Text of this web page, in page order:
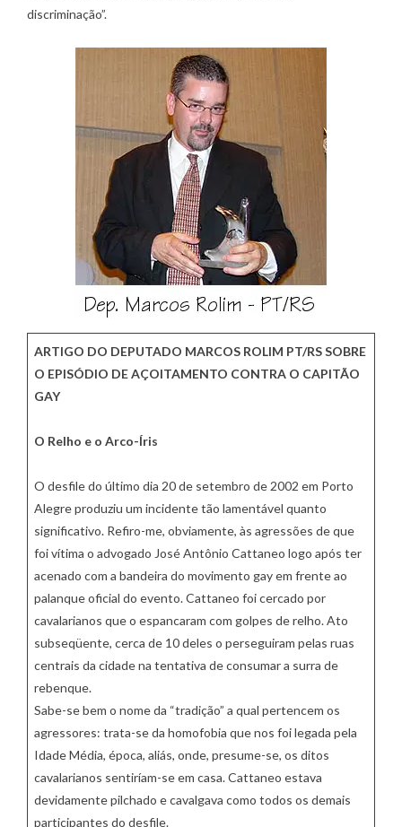
discriminação”.
ARTIGO DO DEPUTADO MARCOS ROLIM PT/RS SOBRE
O EPISÓDIO DE AÇOITAMENTO CONTRA O CAPITÃO
GAY
O Relho e o Arco-Íris
O desfile do último dia 20 de setembro de 2002 em Porto
Alegre produziu um incidente tão lamentável quanto
significativo. Refiro-me, obviamente, às agressões de que
foi vítima o advogado José Antônio Cattaneo logo após ter
acenado com a bandeira do movimento gay em frente ao
palanque oficial do evento. Cattaneo foi cercado por
cavalarianos que o espancaram com golpes de relho. Ato
subseqüente, cerca de 10 deles o perseguiram pelas ruas
centrais da cidade na tentativa de consumar a surra de
rebenque.
Sabe-se bem o nome da “tradição” a qual pertencem os
agressores: trata-se da homofobia que nos foi legada pela
Idade Média, época, aliás, onde, presume-se, os ditos
cavalarianos sentiríam-se em casa. Cattaneo estava
devidamente pilchado e cavalgava como todos os demais
participantes do desfile.